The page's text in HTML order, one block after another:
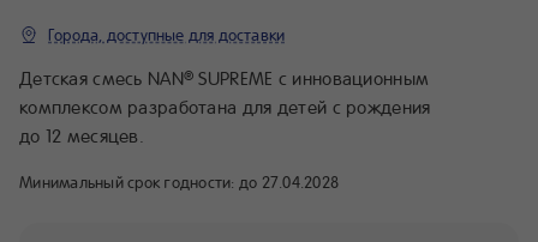
Города, доступные для доставки
Детская смесь NAN® SUPREME с инновационным
комплексом разработана для детей с рождения
до 12 месяцев.
Минимальный срок годности: до 27.04.2028